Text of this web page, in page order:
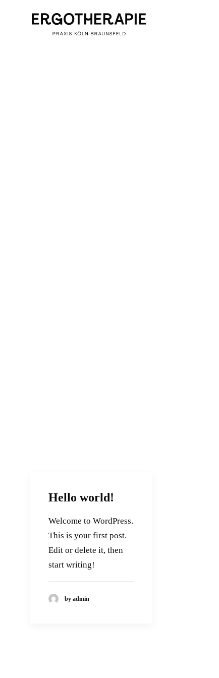
Hello world!
Welcome to WordPress.
This is your first post.
Edit or delete it, then
start writing!
by admin